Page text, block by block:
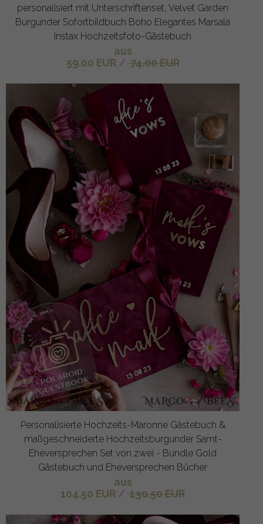
personalisiert mit Unterschriftenset, Velvet Garden
Burgunder Sofortbildbuch Boho Elegantes Marsala
Instax Hochzeitsfoto-Gästebuch
aus
59.00 EUR / 74.00 EUR
Personalisierte Hochzeits-Maronne Gästebuch &
maßgeschneiderte Hochzeitsburgunder Samt-
Eheversprechen Set von zwei - Bundle Gold
Gästebuch und Eheversprechen Bücher
aus
104.50 EUR / 130.50 EUR